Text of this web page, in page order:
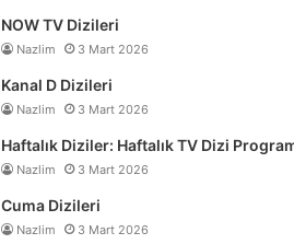
NOW TV Dizileri
Nazlim 3 Mart 2026
Kanal D Dizileri
Nazlim 3 Mart 2026
Haftalık Diziler: Haftalık TV Dizi
Nazlim 3 Mart 2026
Cuma Dizileri
Nazlim 3 Mart 2026